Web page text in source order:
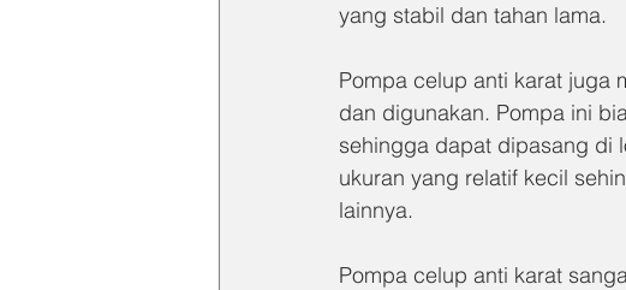
yang stabil dan tahan lama.
Pompa celup anti karat juga
dan digunakan. Pompa ini
sehingga dapat dipasang di
ukuran yang relatif kecil
lainnya.
Pompa celup anti karat